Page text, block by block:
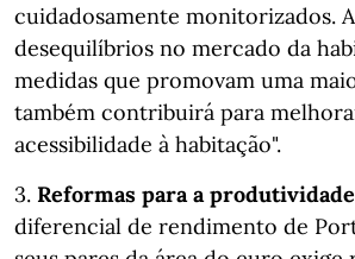
cuidadosamente monitorizados.
desequilíbrios no mercado da
medidas que promovam uma
também contribuirá para
acessibilidade à habitação".
3. Reformas para a produtividade
diferencial de rendimento de